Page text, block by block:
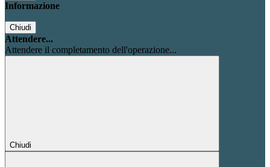
Informazione
Chiudi
Attendere...
Attendere il completamento dell'operazione...
Chiudi